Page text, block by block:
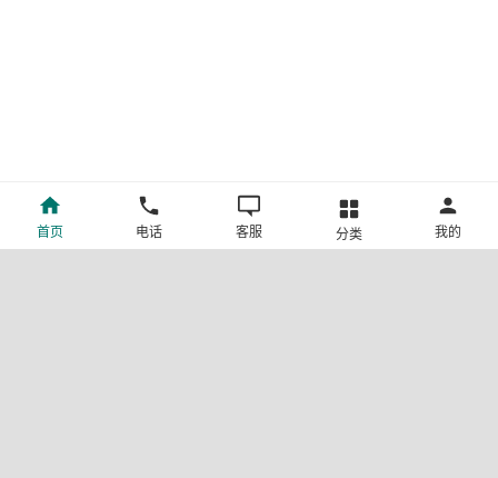
首页 电话 客服 分类 我的